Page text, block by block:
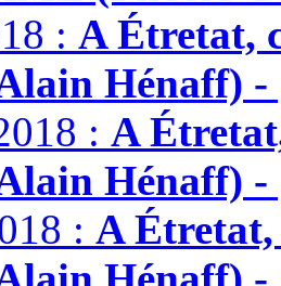
: A Étretat,
Hénaff)
: A
Hénaff)
: A Étretat,